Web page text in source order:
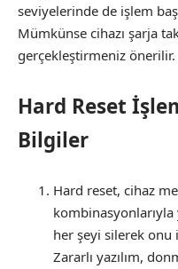
seviyelerinde de işlem
Mümkünse cihazı şarja
gerçekleştirmeniz önerilir.
Hard Reset
Bilgiler
Hard reset, cihaz
kombinasyonlarıyla
her şeyi silerek
Zararlı yazılım,